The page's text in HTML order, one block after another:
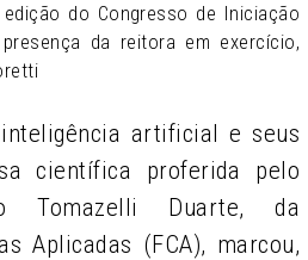
do Congresso de Iniciação
da reitora em exercício,
artificial e seus
científica proferida pelo
Tomazelli Duarte, da
Aplicadas (FCA), marcou,